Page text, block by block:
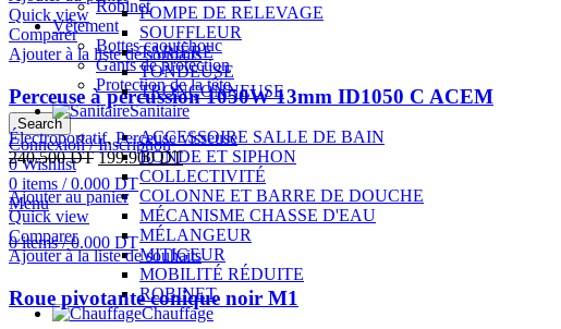
Robinet
Vêtement
Bottes caoutchouc
Gants de protection
Protection de la tête
Search
Connexion / Inscription
0Wishlist
0 items / 0.000 DT
Menu
0items / 0.000 DT
POMPE DE RELEVAGE
SOUFFLEUR
TARIÈRE
TONDEUSE
TRONÇONNEUSE
Sanitaire
ACCESSOIRE SALLE DE BAIN
BONDE ET SIPHON
COLLECTIVITÉ
COLONNE ET BARRE DE DOUCHE
MÉCANISME CHASSE D'EAU
MÉLANGEUR
MITIGEUR
MOBILITÉ RÉDUITE
ROBINET
Chauffage
Quick view
Comparer
Ajouter à la liste de souhaits
Perceuse à percussion 1050W 13mm ID1050 C ACEM
Électroportatif,Perceuse visseuse
240.500DT 199.900DT
Ajouter au panier
Quick view
Comparer
Ajouter à la liste de souhaits
Roue pivotante conique noir M1